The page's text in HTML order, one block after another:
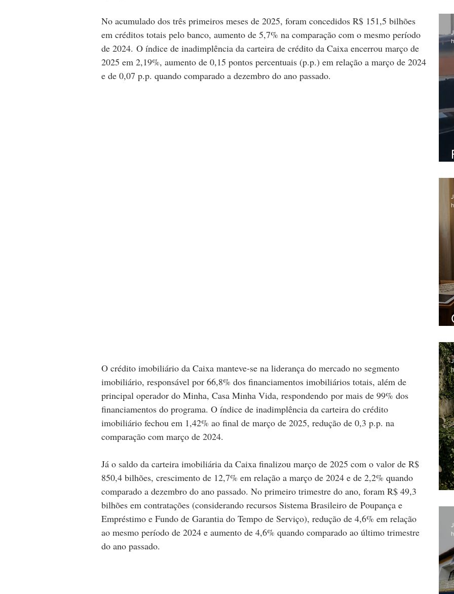
No acumulado dos três primeiros meses de 2025, foram concedidos R$ 151,5 bilhões
em créditos totais pelo banco, aumento de 5,7% na comparação com o mesmo período
de 2024. O índice de inadimplência da carteira de crédito da Caixa encerrou março de
2025 em 2,19%, aumento de 0,15 pontos percentuais (p.p.) em relação a março de 2024
e de 0,07 p.p. quando comparado a dezembro do ano passado.
O crédito imobiliário da Caixa manteve-se na liderança do mercado no segmento
imobiliário, responsável por 66,8% dos financiamentos imobiliários totais, além de
principal operador do Minha, Casa Minha Vida, respondendo por mais de 99% dos
financiamentos do programa. O índice de inadimplência da carteira do crédito
imobiliário fechou em 1,42% ao final de março de 2025, redução de 0,3 p.p. na
comparação com março de 2024.
Já o saldo da carteira imobiliária da Caixa finalizou março de 2025 com o valor de R$
850,4 bilhões, crescimento de 12,7% em relação a março de 2024 e de 2,2% quando
comparado a dezembro do ano passado. No primeiro trimestre do ano, foram R$ 49,3
bilhões em contratações (considerando recursos Sistema Brasileiro de Poupança e
Empréstimo e Fundo de Garantia do Tempo de Serviço), redução de 4,6% em relação
ao mesmo período de 2024 e aumento de 4,6% quando comparado ao último trimestre
do ano passado.